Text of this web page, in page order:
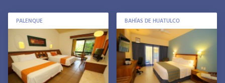
PALENQUE BAHÍAS DE HUATULCO